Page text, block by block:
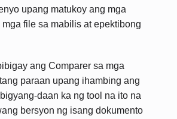
upang matukoy ang mga
file sa mabilis at epektibong
ang Comparer sa mga
paraan upang ihambing ang
daan ka ng tool na ito na
bersyon ng isang dokumento